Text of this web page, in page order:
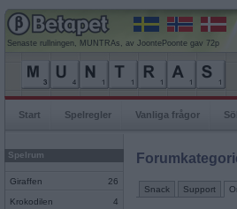
Senaste rullningen, MUNTRAs, av JoontePoonte gav 72p
Start Spelregler Vanliga frågor
Spelrum
Giraffen 26
Krokodilen 4
Snack Support